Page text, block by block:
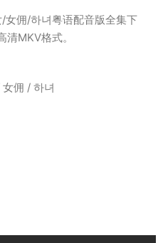
佣/하녀粤语配音版全集下
MKV格式。
佣 / 하녀